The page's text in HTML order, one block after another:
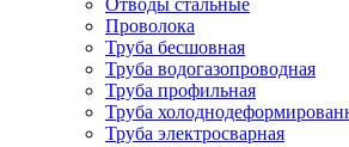
Отводы стальные
Проволока
Труба бесшовная
Труба водогазопроводная
Труба профильная
Труба
Труба электросварная